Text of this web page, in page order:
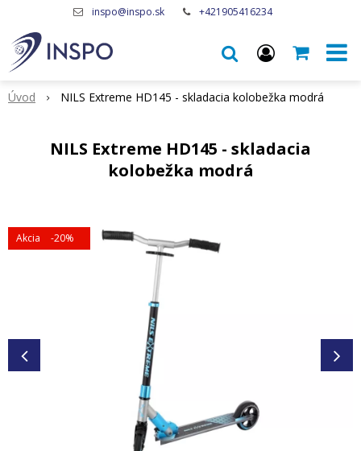
inspo@inspo.sk +421905416234
Úvod NILS Extreme HD145 - skladacia kolobežka modrá
NILS Extreme HD145 - skladacia
kolobežka modrá
Akcia -20%